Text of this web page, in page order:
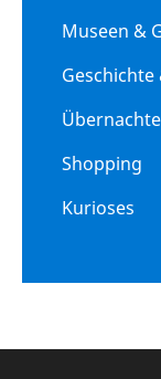
Museen &
Shopping
Kurioses